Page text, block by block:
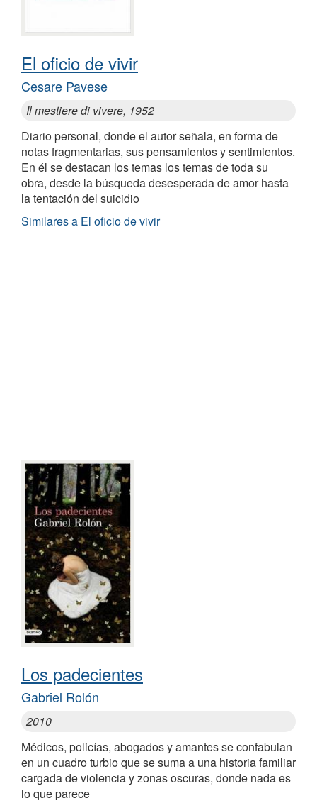
El oficio de vivir
Cesare Pavese
Il mestiere di vivere, 1952
Diario personal, donde el autor señala, en forma de
notas fragmentarias, sus pensamientos y sentimientos.
En él se destacan los temas los temas de toda su
obra, desde la búsqueda desesperada de amor hasta
la tentación del suicidio
Similares a El oficio de vivir
Los padecientes
Gabriel Rolón
2010
Médicos, policías, abogados y amantes se confabulan
en un cuadro turbio que se suma a una historia familiar
cargada de violencia y zonas oscuras, donde nada es
lo que parece